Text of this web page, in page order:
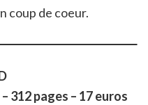
coup de coeur.
312 pages – 17 euros